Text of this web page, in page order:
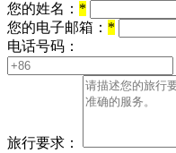
您的姓名： *
您的电子邮箱： *
电话号码：
旅行要求：